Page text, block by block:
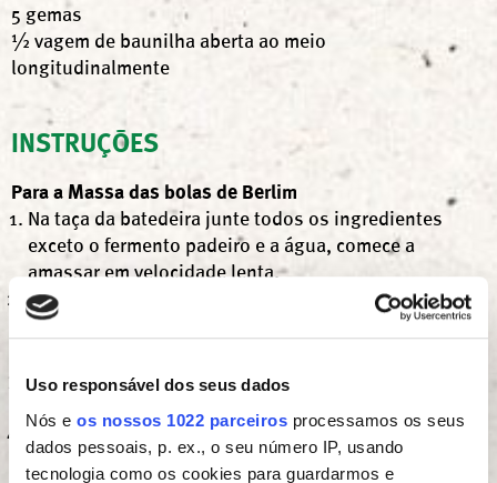
Uso responsável dos seus dados
Nós e os nossos 1022 parceiros processamos os seus
dados pessoais, p. ex., o seu número IP, usando
tecnologia como os cookies para guardarmos e
5 gemas
½ vagem de baunilha aberta ao meio
longitudinalmente
INSTRUÇÕES
Para a Massa das bolas de Berlim
Na taça da batedeira junte todos os ingredientes
exceto o fermento padeiro e a água, comece a
amassar em velocidade lenta.
Adicionar a água aos poucos, reservando cerca de 2
colheres de sopa, amassando sempre até a massa
Aumente para velocidade rápida e amasse até a
Dilua o fermento na restante água e adicione à
massa, amasse até envolver bem e a massa atingir